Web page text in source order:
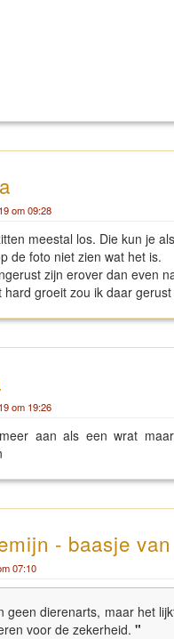
om 09:28
meestal los. Die kun je
de foto niet zien wat het is.
zijn erover dan even
hard groeit zou ik daar
om 19:26
aan als een wrat
- baasje
07:10
geen dierenarts, maar het
voor de zekerheid. "